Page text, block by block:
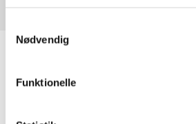
Nødvendig
Funktionelle